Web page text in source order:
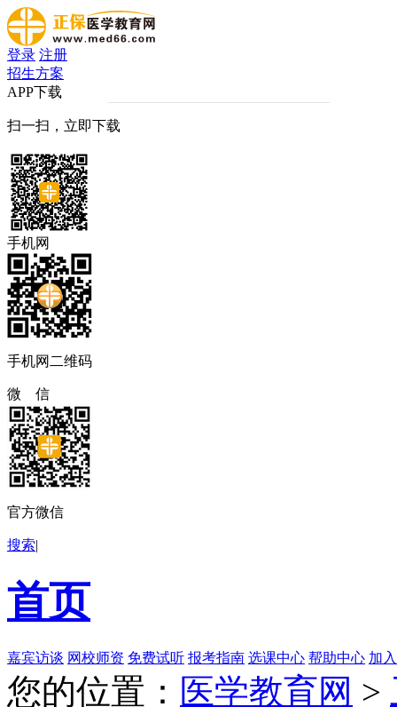
登录 注册
招生方案
APP下载
扫一扫，立即下载
手机网
手机网二维码
微 信
官方微信
搜索|
首页
嘉宾访谈 网校师资 免费试听 报考指南 选课中心 帮助中心 加
您的位置： 医学教育网 >